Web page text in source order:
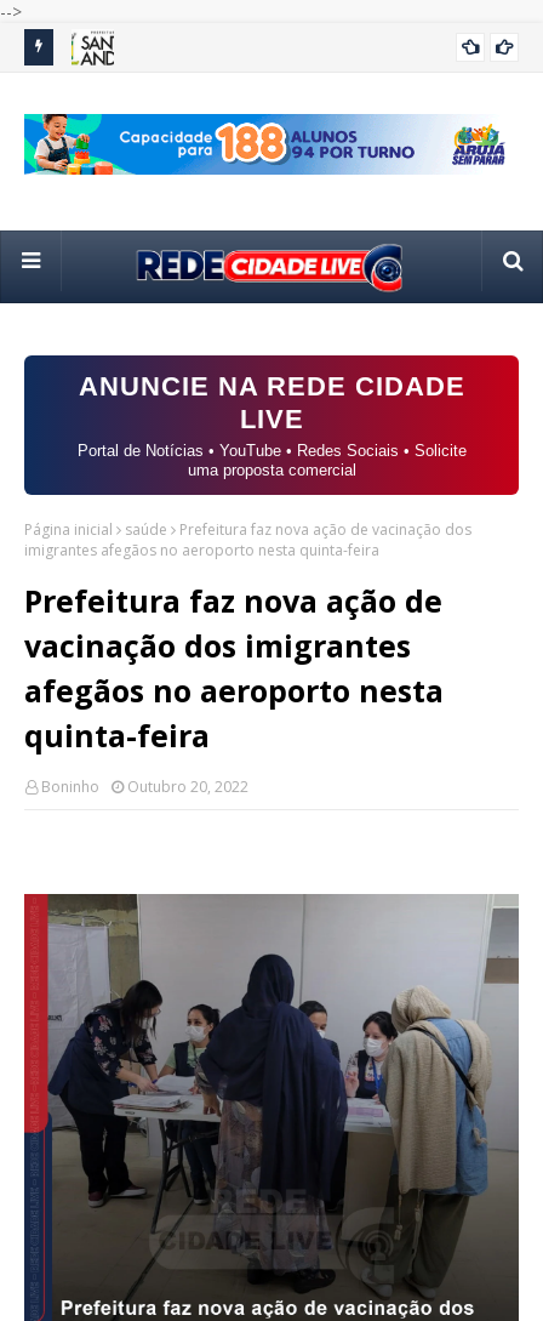
-->
inscrições
BRASIL
ANUNCIE NA REDE CIDADE
LIVE
Portal de Notícias • YouTube • Redes Sociais • Solicite
uma proposta comercial
Página inicial saúde
Prefeitura faz nova ação de vacinação dos
imigrantes afegãos no aeroporto nesta quinta-feira
Prefeitura faz nova ação de
vacinação dos imigrantes
afegãos no aeroporto nesta
quinta-feira
Boninho Outubro 20, 2022